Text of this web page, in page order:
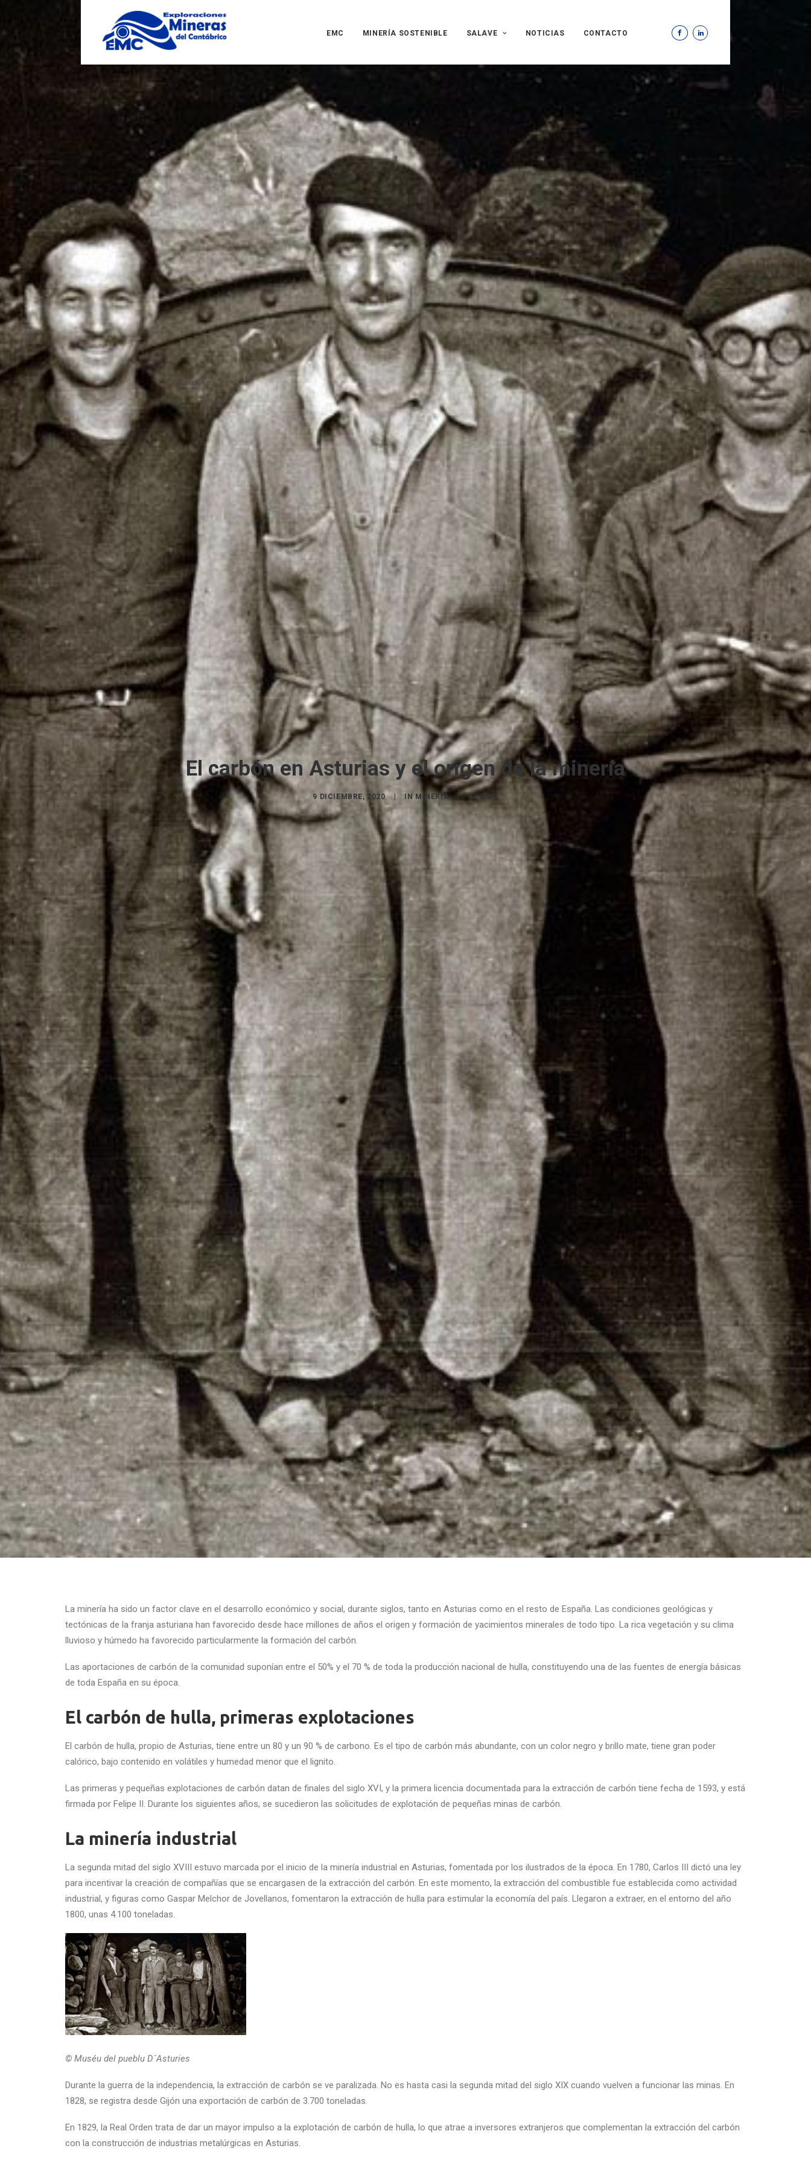
EMC MINERÍA SOSTENIBLE SALAVE NOTICIAS CONTACTO
El carbón en Asturias y el origen de la minería
9 DICIEMBRE, 2020 | IN MINERÍA | BYEMC
La minería ha sido un factor clave en el desarrollo económico y social, durante siglos, tanto en Asturias como en el resto de España. Las condiciones geológicas y
tectónicas de la franja asturiana han favorecido desde hace millones de años el origen y formación de yacimientos minerales de todo tipo. La rica vegetación y su clima
lluvioso y húmedo ha favorecido particularmente la formación del carbón.
Las aportaciones de carbón de la comunidad suponían entre el 50% y el 70 % de toda la producción nacional de hulla, constituyendo una de las fuentes de energía básicas
de toda España en su época.
El carbón de hulla, primeras explotaciones
El carbón de hulla, propio de Asturias, tiene entre un 80 y un 90 % de carbono. Es el tipo de carbón más abundante, con un color negro y brillo mate, tiene gran poder
calórico, bajo contenido en volátiles y humedad menor que el lignito.
Las primeras y pequeñas explotaciones de carbón datan de finales del siglo XVI, y la primera licencia documentada para la extracción de carbón tiene fecha de 1593, y está
firmada por Felipe II. Durante los siguientes años, se sucedieron las solicitudes de explotación de pequeñas minas de carbón.
La minería industrial
La segunda mitad del siglo XVIII estuvo marcada por el inicio de la minería industrial en Asturias, fomentada por los ilustrados de la época. En 1780, Carlos III dictó una ley
para incentivar la creación de compañías que se encargasen de la extracción del carbón. En este momento, la extracción del combustible fue establecida como actividad
industrial, y figuras como Gaspar Melchor de Jovellanos, fomentaron la extracción de hulla para estimular la economía del país. Llegaron a extraer, en el entorno del año
1800, unas 4.100 toneladas.
© Muséu del pueblu D´Asturies
Durante la guerra de la independencia, la extracción de carbón se ve paralizada. No es hasta casi la segunda mitad del siglo XIX cuando vuelven a funcionar las minas. En
1828, se registra desde Gijón una exportación de carbón de 3.700 toneladas.
En 1829, la Real Orden trata de dar un mayor impulso a la explotación de carbón de hulla, lo que atrae a inversores extranjeros que complementan la extracción del carbón
con la construcción de industrias metalúrgicas en Asturias.